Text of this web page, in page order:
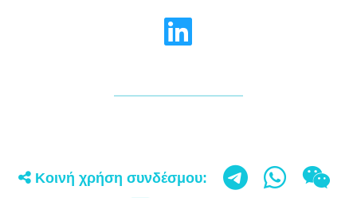
Κοινή χρήση συνδέσμου: